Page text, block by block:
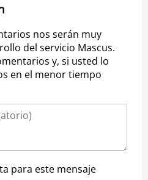
nos serán muy
del servicio Mascus.
y, si usted lo
en el menor tiempo
para este mensaje